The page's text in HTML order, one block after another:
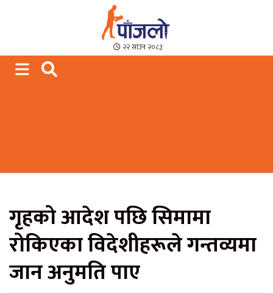
Paajalo News
We are from Far West Nepal
२२ साउन २०८३
गृहको आदेश पछि सिमामा
रोकिएका विदेशीहरूले गन्तव्यमा
जान अनुमति पाए